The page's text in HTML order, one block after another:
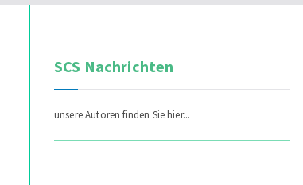
SCS Nachrichten
unsere Autoren finden Sie hier...